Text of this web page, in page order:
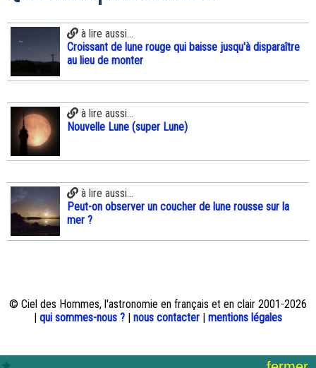
à lire aussi...
Croissant de lune rouge qui baisse jusqu'à disparaître
au lieu de monter
à lire aussi...
Nouvelle Lune (super Lune)
à lire aussi...
Peut-on observer un coucher de lune rousse sur la
mer ?
© Ciel des Hommes, l'astronomie en français et en clair 2001-2026
qui sommes-nous ? nous contacter mentions légales